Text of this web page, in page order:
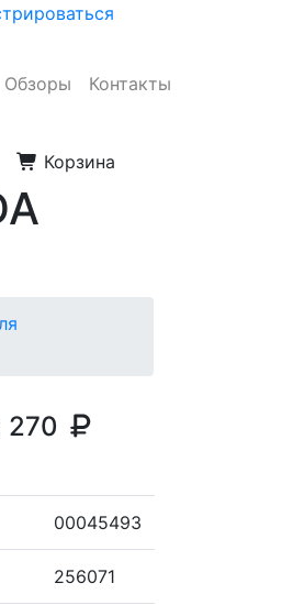
Обзоры Контакты
Корзина
270
00045493
256071